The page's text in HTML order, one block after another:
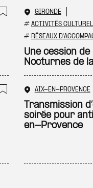
Ajouter à ma
GIRONDE
# ACTIVITÉS
# RÉSEAUX
Une cession
Nocturnes de
Ajouter à ma
AIX-EN-PROVENCE
Transmission
soirée pour
en-Provence